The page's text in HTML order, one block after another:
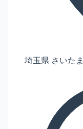
埼玉県 さいた